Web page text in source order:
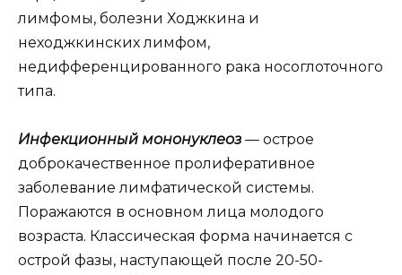
лимфомы, болезни Ходжкина и
неходжкинских лимфом,
недифференцированного рака носоглоточного
типа.
Инфекционный мононуклеоз — острое
доброкачественное пролиферативное
заболевание лимфатической системы.
Поражаются в основном лица молодого
возраста. Классическая форма начинается с
острой фазы, наступающей после 20-50-